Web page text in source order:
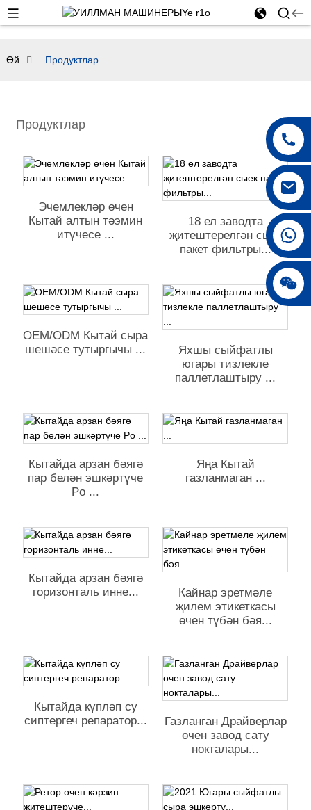
Өй Продуктлар
Продуктлар
Эчемлекләр өчен
Кытай алтын тәэмин
итүчесе ...
18 ел заводта
җитештерелгән сыек
пакет фильтры...
OEM/ODM Кытай сыра
шешәсе тутыргычы ...
Яхшы сыйфатлы
югары тизлекле
паллетлаштыру ...
Кытайда арзан бәягә
пар белән эшкәртүче
Po ...
Яңа Кытай
газланмаган ...
Кытайда арзан бәягә
горизонталь инне...
Кайнар эретмәле
җилем этикеткасы
өчен түбән бәя...
Кытайда күпләп су
сиптергеч репаратор...
Газланган Драйверлар
өчен завод сату
нокталары...